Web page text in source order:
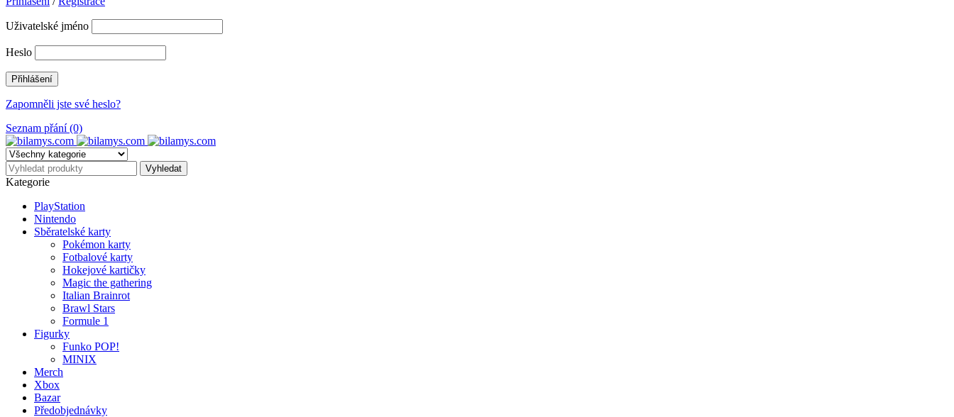
Uživatelské jméno
Heslo
Zapomněli jste své heslo?
Seznam přání (0)
Kategorie
PlayStation
Nintendo
Sběratelské karty
Pokémon karty
Fotbalové karty
Hokejové kartičky
Magic the gathering
Italian Brainrot
Brawl Stars
Formule 1
Figurky
Funko POP!
MINIX
Merch
Xbox
Bazar
Předobjednávky